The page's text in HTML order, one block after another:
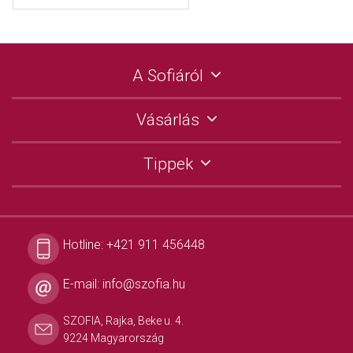
A Sofiáról
Vásárlás
Tippek
Hotline: +421 911 456448
E-mail: info@szofia.hu
SZOFIA, Rajka, Beke u. 4.
9224 Magyarország